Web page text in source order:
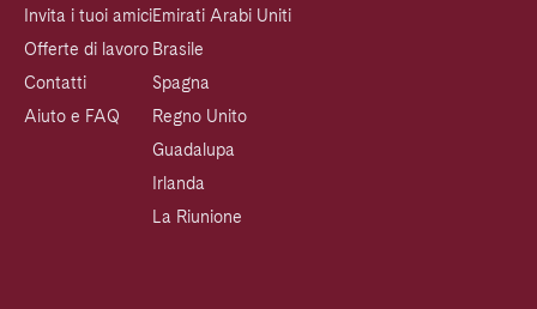
Invita i tuoi amici
Offerte di lavoro
Contatti
Aiuto e FAQ
Emirati Arabi Uniti
Brasile
Spagna
Regno Unito
Guadalupa
Irlanda
La Riunione